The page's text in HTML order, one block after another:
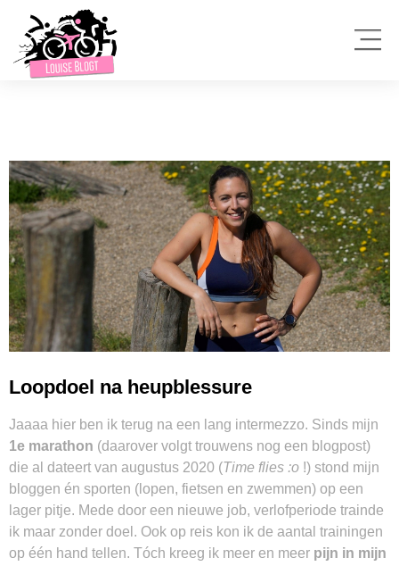
Loopdoel na heupblessure
Jaaaa hier ben ik terug na een lang intermezzo. Sinds mijn
1e marathon (daarover volgt trouwens nog een blogpost)
die al dateert van augustus 2020 (Time flies :o !) stond mijn
bloggen én sporten (lopen, fietsen en zwemmen) op een
lager pitje. Mede door een nieuwe job, verlofperiode trainde
ik maar zonder doel. Ook op reis kon ik de aantal trainingen
op één hand tellen. Tóch kreeg ik meer en meer pijn in mijn